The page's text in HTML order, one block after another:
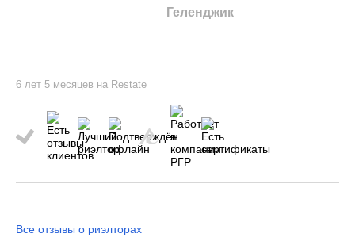
Геленджик
6 лет 5 месяцев на Restate
Все отзывы о риэлторах